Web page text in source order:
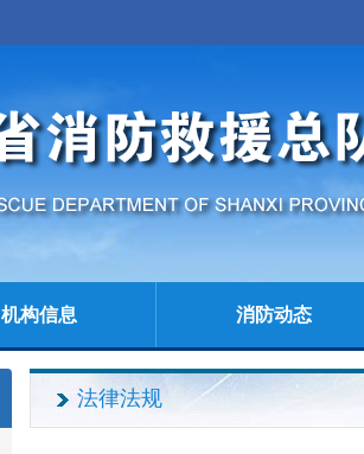
机构信息 消防动态
法律法规